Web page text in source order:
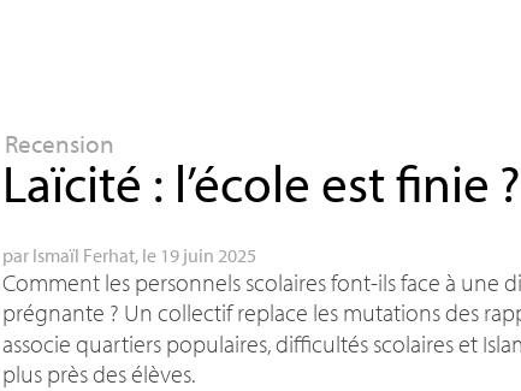
Recension
Laïcité : l’école est finie ?
par Ismaïl Ferhat, le 19 juin 2025
Comment les personnels scolaires font-ils face à une
prégnante ? Un collectif replace les mutations des
associe quartiers populaires, difficultés scolaires et
plus près des élèves.